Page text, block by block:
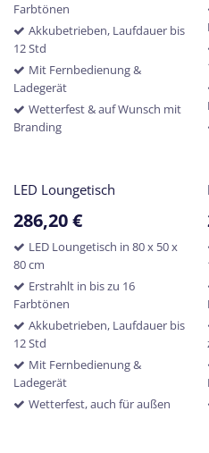
Farbtönen
Akkubetrieben, Laufdauer bis
12 Std
Mit Fernbedienung &
Ladegerät
Wetterfest & auf Wunsch mit
Branding
LED Loungetisch
286,20€
LED Loungetisch in 80 x 50 x
80 cm
Erstrahlt in bis zu 16
Farbtönen
Akkubetrieben, Laufdauer bis
12 Std
Mit Fernbedienung &
Ladegerät
Wetterfest, auch für außen